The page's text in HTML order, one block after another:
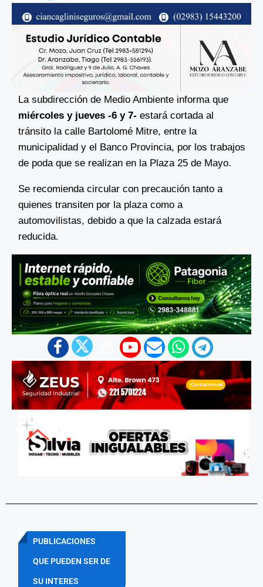
La subdirección de Medio Ambiente informa que
miércoles y jueves -6 y 7- estará cortada al
tránsito la calle Bartolomé Mitre, entre la
municipalidad y el Banco Provincia, por los trabajos
de poda que se realizan en la Plaza 25 de Mayo.
Se recomienda circular con precaución tanto a
quienes transiten por la plaza como a
automovilistas, debido a que la calzada estará
reducida.
PUBLICACIONES
QUE PUEDEN SER DE
SU INTERES